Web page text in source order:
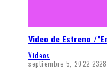
Video de Estreno /
Videos
septiembre 5, 2022 2328